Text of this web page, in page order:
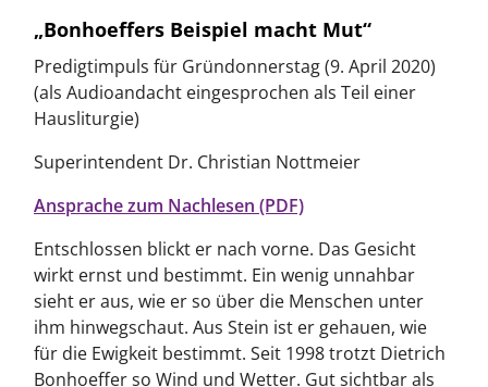
„Bonhoeffers Beispiel macht Mut“
Predigtimpuls für Gründonnerstag (9. April 2020)
(als Audioandacht eingesprochen als Teil einer
Hausliturgie)
Superintendent Dr. Christian Nottmeier
Ansprache zum Nachlesen (PDF)
Entschlossen blickt er nach vorne. Das Gesicht
wirkt ernst und bestimmt. Ein wenig unnahbar
sieht er aus, wie er so über die Menschen unter
ihm hinwegschaut. Aus Stein ist er gehauen, wie
für die Ewigkeit bestimmt. Seit 1998 trotzt Dietrich
Bonhoeffer so Wind und Wetter. Gut sichtbar als